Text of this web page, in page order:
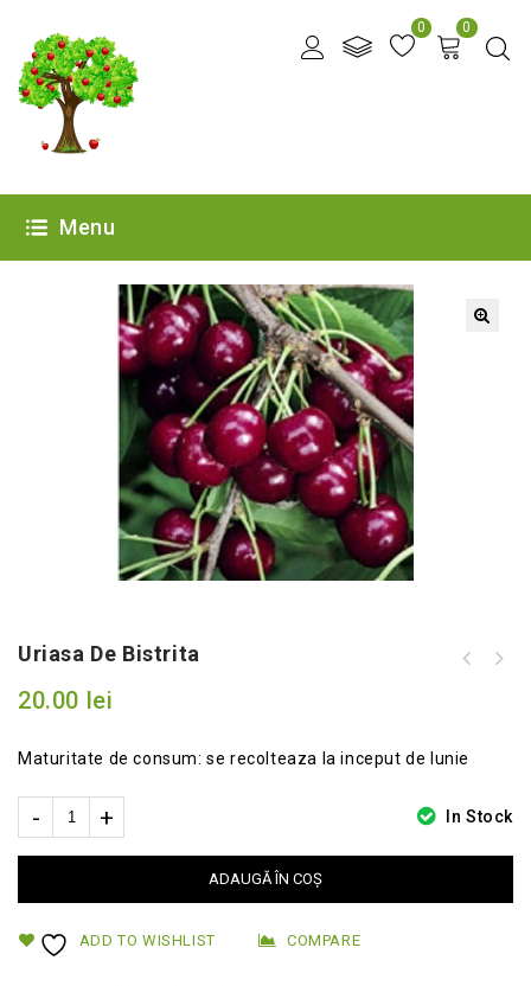
0 0
Menu
Uriasa De Bistrita
20.00 lei
Maturitate de consum: se recolteaza la inceput de Iunie
In Stock
ADAUGĂ ÎN COȘ
ADD TO WISHLIST COMPARE